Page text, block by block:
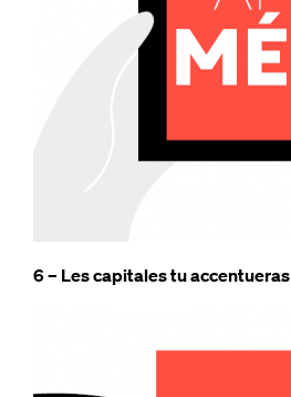
6 – Les capitales tu accentueras